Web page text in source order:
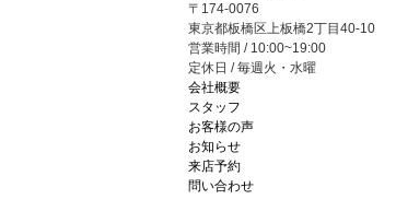
〒174-0076
東京都板橋区上板橋2丁目40-10
営業時間 / 10:00~19:00
定休日 / 毎週火・水曜
会社概要
スタッフ
お客様の声
お知らせ
来店予約
問い合わせ